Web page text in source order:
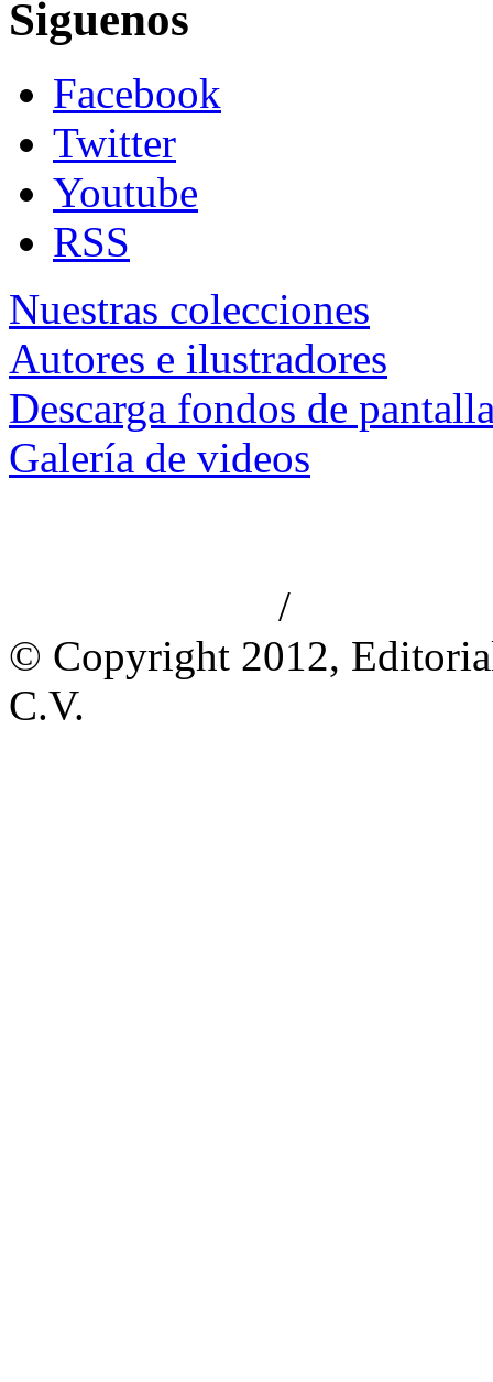
Siguenos
Facebook
Twitter
Youtube
RSS
Nuestras colecciones
Autores e ilustradores
Descarga fondos de
Galería de videos
/
© Copyright 2012,
C.V.